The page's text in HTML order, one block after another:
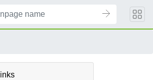
links